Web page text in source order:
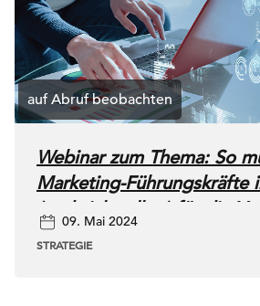
Webinar zum Thema: So
Marketing-Führungskräfte
(und sich selbst) für die
von KI weiterbilden
09. Mai 2024
STRATEGIE